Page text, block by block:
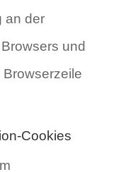
an der
und
Cookies